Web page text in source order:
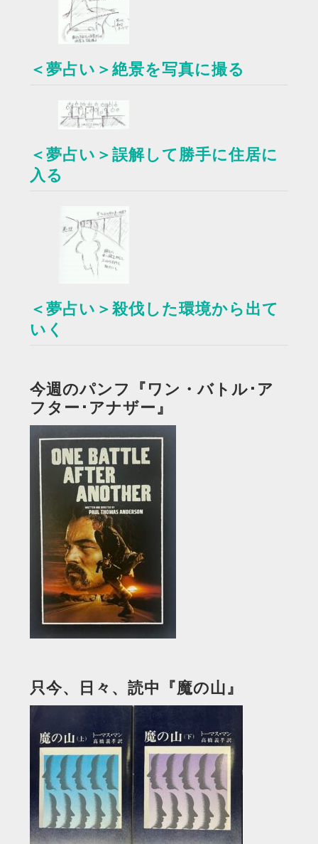
＜夢占い＞絶景を写真に撮る
＜夢占い＞誤解して勝手に住居に
入る
＜夢占い＞殺伐した環境から出て
いく
今週のパンフ『ワン・バトル･ア
フター･アナザー』
只今、日々、読中『魔の山』